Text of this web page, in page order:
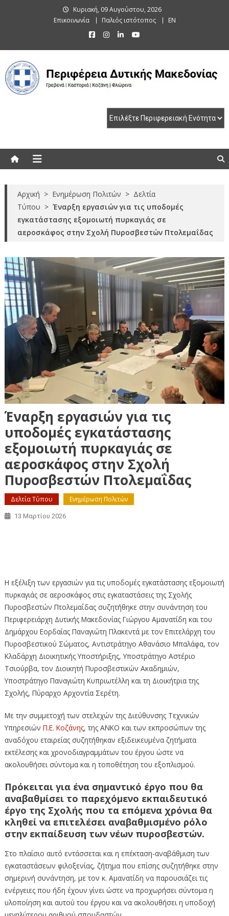
Κυριακή, 09 Αυγούστου, 2026
Επικοινωνία
Παλιός ιστότοπος EN
Αρχική > Ενημέρωση Πολιτών > Δελτία
Τύπου > Έναρξη εργασιών για τις υποδομές
εγκατάστασης εξομοιωτή πυρκαγιάς σε
αεροσκάφος στην Σχολή Πυροσβεστών Πτολεμαΐδας
Έναρξη εργασιών για τις
υποδομές εγκατάστασης
εξομοιωτή πυρκαγιάς σε
αεροσκάφος στην Σχολή
Πυροσβεστών Πτολεμαΐδας
Δελτία Τύπου Ενημέρωση Πολιτών
13 Μαρτίου 2026
Η εξέλιξη των εργασιών για τις υποδομές εγκατάστασης εξομοιωτή
πυρκαγιάς σε αεροσκάφος στις εγκαταστάσεις της Σχολής
Πυροσβεστών Πτολεμαΐδας συζητήθηκε στην συνάντηση του
Περιφερειάρχη Δυτικής Μακεδονίας Γιώργου Αμανατίδη και του
Δημάρχου Εορδαίας Παναγιώτη Πλακεντά με τον Επιτελάρχη του
Πυροσβεστικού Σώματος, Αντιστράτηγο Αθανάσιο Μπαλάφα, τον
Κλαδάρχη Διοικητικής Υποστήριξης, Υποστράτηγο Αστέριο
Τσιούρβα, τον Διοικητή Πυροσβεστικών Ακαδημιών,
Υποστράτηγο Παναγιώτη Κυπριωτέλλη και τη Διοικήτρια της
Σχολής, Πύραρχο Αρχοντία Σερέτη.
Με την συμμετοχή των στελεχών της Διεύθυνσης Τεχνικών
Υπηρεσιών Π.Ε. Κοζάνης, της ΑΝΚΟ και των εκπροσώπων της
αναδόχου εταιρείας συζητήθηκαν εξιδεικευμένα ζητήματα
εκτέλεσης και χρονοδιαγραμμάτων του έργου ώστε να
ακολουθήσει σύντομα και η τοποθέτηση του εξοπλισμού.
Πρόκειται για ένα σημαντικό έργο που θα
αναβαθμίσει το παρεχόμενο εκπαιδευτικό
έργο της Σχολής που τα επόμενα χρόνια θα
κληθεί να επιτελέσει αναβαθμισμένο ρόλο
στην εκπαίδευση των νέων πυροσβεστών.
Στο πλαίσιο αυτό εντάσσεται και η επέκταση-αναβάθμιση των
εγκαταστάσεων φιλοξενίας, ζήτημα που επίσης συζητήθηκε στην
σημερινή συνάντηση, με τον κ. Αμανατίδη να παρουσιάζει τις
ενέργειες που ήδη έχουν γίνει ώστε να προχωρήσει σύντομα η
υλοποίηση και αυτού του έργου και να ακολουθήσει η υποδοχή